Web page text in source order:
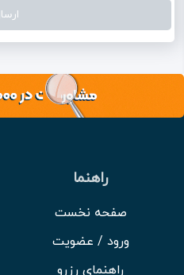
راهنما
صفحه نخست
ورود / عضویت
راهنمای رزرو